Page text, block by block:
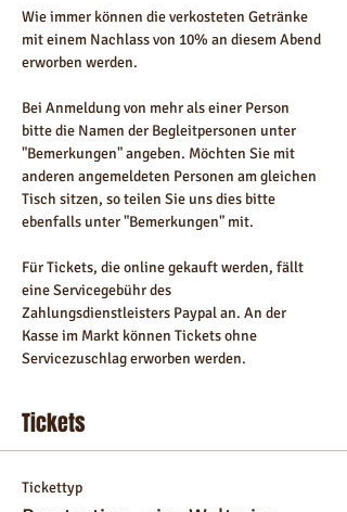
Wie immer können die verkosteten Getränke
mit einem Nachlass von 10% an diesem Abend
erworben werden.
Bei Anmeldung von mehr als einer Person
bitte die Namen der Begleitpersonen unter
"Bemerkungen" angeben. Möchten Sie mit
anderen angemeldeten Personen am gleichen
Tisch sitzen, so teilen Sie uns dies bitte
ebenfalls unter "Bemerkungen" mit.
Für Tickets, die online gekauft werden, fällt
eine Servicegebühr des
Zahlungsdienstleisters Paypal an. An der
Kasse im Markt können Tickets ohne
Servicezuschlag erworben werden.
Tickets
Tickettyp